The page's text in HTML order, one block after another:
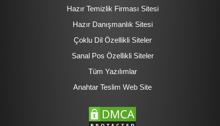
Hazır Temizlik Firması Sitesi
Hazır Danışmanlık Sitesi
Çoklu Dil Özellikli Siteler
Sanal Pos Özellikli Siteler
Tüm Yazılımlar
Anahtar Teslim Web Site